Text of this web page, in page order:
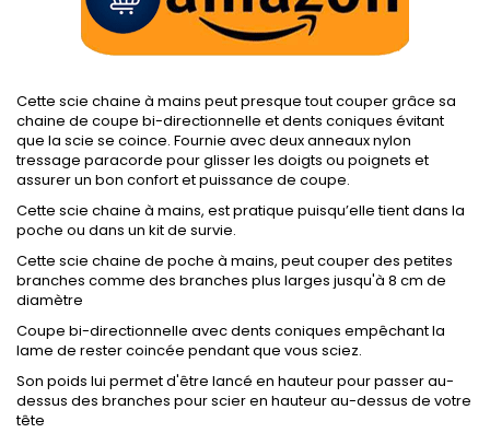
Cette scie chaine à mains peut presque tout couper grâce sa
chaine de coupe bi-directionnelle et dents coniques évitant
que la scie se coince. Fournie avec deux anneaux nylon
tressage paracorde pour glisser les doigts ou poignets et
assurer un bon confort et puissance de coupe.
Cette scie chaine à mains, est pratique puisqu’elle tient dans la
poche ou dans un kit de survie.
Cette scie chaine de poche à mains, peut couper des petites
branches comme des branches plus larges jusqu'à 8 cm de
diamètre
Coupe bi-directionnelle avec dents coniques empêchant la
lame de rester coincée pendant que vous sciez.
Son poids lui permet d'être lancé en hauteur pour passer au-
dessus des branches pour scier en hauteur au-dessus de votre
tête